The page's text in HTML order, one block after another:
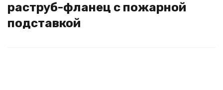
раструб-фланец с пожарной
подставкой